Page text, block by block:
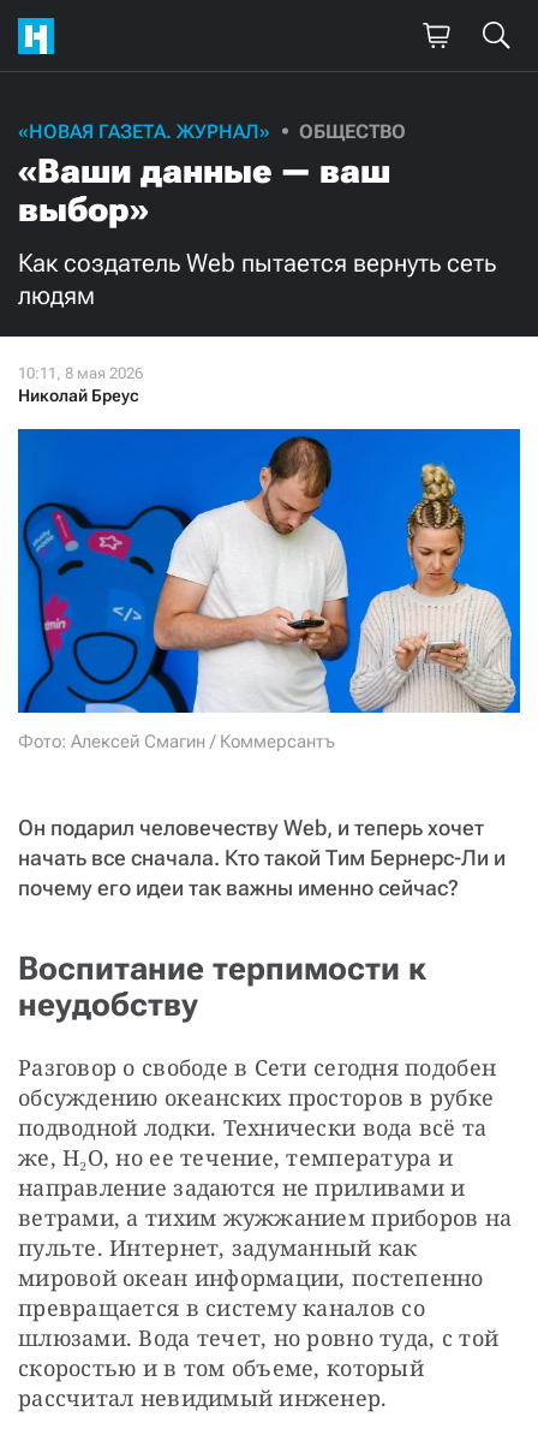
«НОВАЯ ГАЗЕТА. ЖУРНАЛ» ОБЩЕСТВО
«Ваши данные — ваш
выбор»
Как создатель Web пытается вернуть сеть
людям
Николай Бреус
Фото: Алексей Смагин / Коммерсантъ
Он подарил человечеству Web, и теперь хочет
начать все сначала. Кто такой Тим Бернерс-Ли и
почему его идеи так важны именно сейчас?
Воспитание терпимости к
неудобству
Разговор о свободе в Сети сегодня подобен
обсуждению океанских просторов в рубке
подводной лодки. Технически вода всё та
же, H₂O, но ее течение, температура и
направление задаются не приливами и
ветрами, а тихим жужжанием приборов на
пульте. Интернет, задуманный как
мировой океан информации, постепенно
превращается в систему каналов со
шлюзами. Вода течет, но ровно туда, с той
скоростью и в том объеме, который
рассчитал невидимый инженер.
Поддержите
нашу работу!
Ежемесячно
Нажимая кнопку «Стать соучастником»,
я принимаю
условия и подтверждаю свое гражданство РФ
СТАТЬ СОУЧАСТНИКОМ
ПОДЕЛИТЬСЯ С ДРУЗЬЯМИ
Если у вас есть вопросы, пишите donate@novayagazeta.ru или
звоните:
+7 (929) 612-03-68